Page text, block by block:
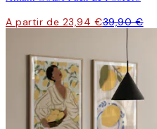
A partir de 23,94 €39,90 €